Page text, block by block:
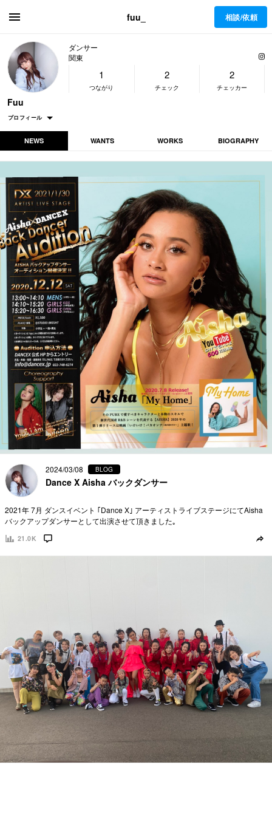
相談/依頼
fuu_
ダンサー
関東
1
つながり
2
チェック
2
チェッカー
Fuu
プロフィール
活動名
ダンサー
活動拠点
性別
NEWS WANTS WORKS BIOGRAPHY
2024/03/08 BLOG
Dance X Aisha バックダンサー
2021年 7月 ダンスイベント ｢Dance X｣ アーティストライブステージにてAisha
バックアップダンサーとして出演させて頂きました｡
21.0K